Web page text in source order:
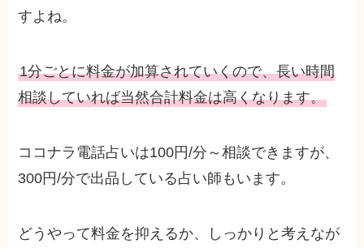
すよね。
1分ごとに料金が加算されていくので、長い時間
相談していれば当然合計料金は高くなります。
ココナラ電話占いは100円/分～相談できますが、
300円/分で出品している占い師もいます。
どうやって料金を抑えるか、しっかりと考えなが